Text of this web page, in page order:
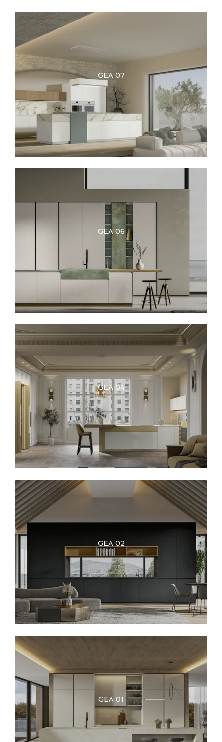
GEA 07
GEA 06
GEA 04
GEA 02
GEA 01